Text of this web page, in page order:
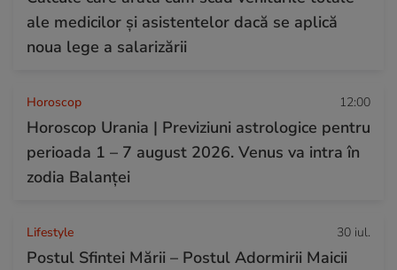
ale medicilor și asistentelor dacă se aplică
noua lege a salarizării
Horoscop 12:00
Horoscop Urania | Previziuni astrologice pentru
perioada 1 – 7 august 2026. Venus va intra în
zodia Balanței
Lifestyle 30 iul.
Postul Sfintei Mării – Postul Adormirii Maicii